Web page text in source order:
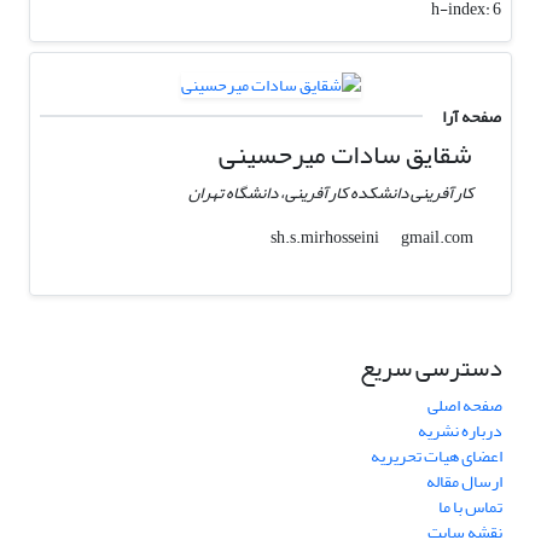
h-index:6
صفحه آرا
شقایق سادات میرحسینی
کارآفرینی دانشکده کارآفرینی، دانشگاه تهران
sh.s.mirhosseini
gmail.com
دسترسی سریع
صفحه اصلی
درباره نشریه
اعضای هیات تحریریه
ارسال مقاله
تماس با ما
نقشه سایت